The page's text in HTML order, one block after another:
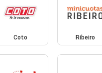
Coto Ribeiro